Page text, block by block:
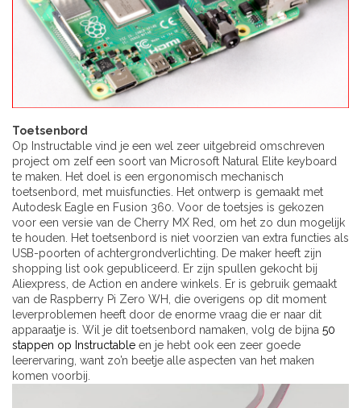
Toetsenbord
Op Instructable vind je een wel zeer uitgebreid omschreven
project om zelf een soort van Microsoft Natural Elite keyboard
te maken. Het doel is een ergonomisch mechanisch
toetsenbord, met muisfuncties. Het ontwerp is gemaakt met
Autodesk Eagle en Fusion 360. Voor de toetsjes is gekozen
voor een versie van de Cherry MX Red, om het zo dun mogelijk
te houden. Het toetsenbord is niet voorzien van extra functies als
USB-poorten of achtergrondverlichting. De maker heeft zijn
shopping list ook gepubliceerd. Er zijn spullen gekocht bij
Aliexpress, de Action en andere winkels. Er is gebruik gemaakt
van de Raspberry Pi Zero WH, die overigens op dit moment
leverproblemen heeft door de enorme vraag die er naar dit
apparaatje is. Wil je dit toetsenbord namaken, volg de bijna 50
stappen op Instructable en je hebt ook een zeer goede
leerervaring, want zo’n beetje alle aspecten van het maken
komen voorbij.